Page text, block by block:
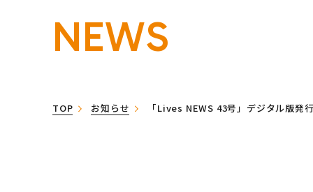
NEWS
TOP お知らせ 「Lives NEWS 43号」デジタル版発